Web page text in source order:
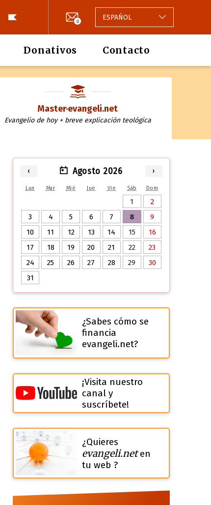
0 ESPAÑOL
Donativos Contacto
Master·evangeli.net
Evangelio de hoy + breve explicación teológica
‹ Agosto 2026 ›
Lun Mar Mié Jue Vie Sáb Dom
1
2
3
4 5 6 7 8
9
10
11 12 13 14 15
16
17
18 19 20 21 22
23
24
25 26 27 28 29
30
31
¿Sabes cómo se
financia
evangeli.net?
¡Visita nuestro
canal y
suscríbete!
¿Quieres
evangeli.neten
tu web ?